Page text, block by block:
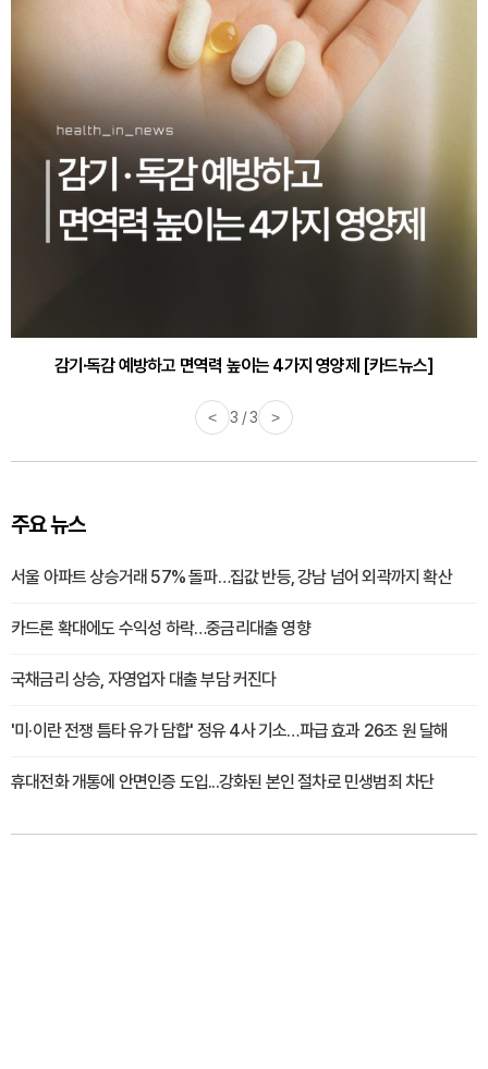
감기·독감 예방하고 면역력 높이는 4가지 영양제 [카드뉴스]
< 3 / 3 >
주요 뉴스
서울 아파트 상승거래 57% 돌파…집값 반등, 강남 넘어 외곽까지 확산
카드론 확대에도 수익성 하락…중금리대출 영향
국채금리 상승, 자영업자 대출 부담 커진다
'미·이란 전쟁 틈타 유가 담합' 정유 4사 기소…파급 효과 26조 원 달해
휴대전화 개통에 안면인증 도입...강화된 본인 절차로 민생범죄 차단